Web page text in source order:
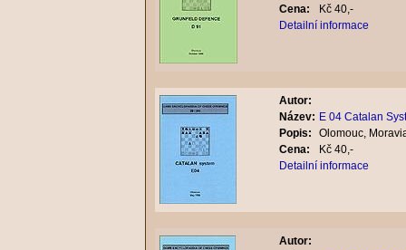
Cena:
Kč 40,-
Detailní informace
Autor:
Název: E 04 Catalan
Popis:
Olomouc,
Cena:
Kč 40,-
Detailní informace
Autor: